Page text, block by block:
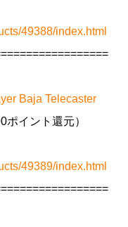
49388/index.html
Baja Telecaster
ポイント還元）
49389/index.html